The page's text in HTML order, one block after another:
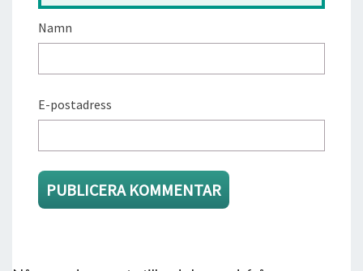
Namn
E-postadress